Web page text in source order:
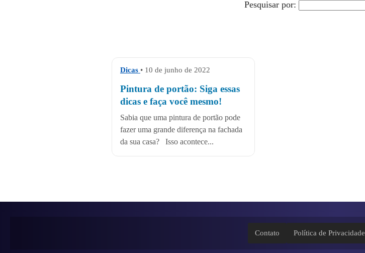
Pesquisar por:
Dicas • 10 de junho de 2022
Pintura de portão: Siga essas
dicas e faça você mesmo!
Sabia que uma pintura de portão pode
fazer uma grande diferença na fachada
da sua casa? Isso acontece...
Contato Política de Privacidade